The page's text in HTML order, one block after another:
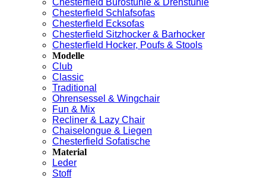
Chesterfield Bürostühle & Drehstühle
Chesterfield Schlafsofas
Chesterfield Ecksofas
Chesterfield Sitzhocker & Barhocker
Chesterfield Hocker, Poufs & Stools
Modelle
Club
Classic
Traditional
Ohrensessel & Wingchair
Fun & Mix
Recliner & Lazy Chair
Chaiselongue & Liegen
Chesterfield Sofatische
Material
Leder
Stoff